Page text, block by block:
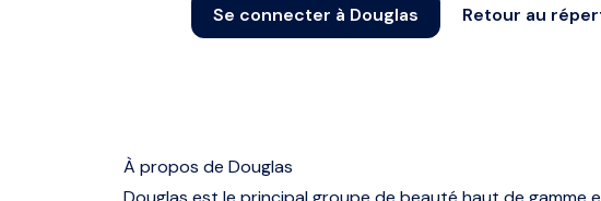
Se connecter à Douglas Retour au
À propos de Douglas